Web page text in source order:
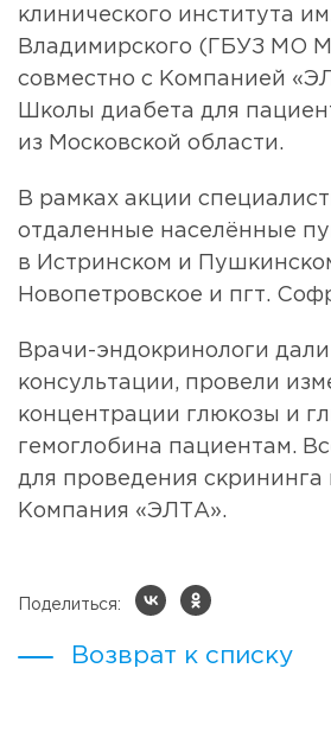
клинического института
Владимирского (ГБУЗ МО
совместно с Компанией
Школы диабета для
из Московской области.
В рамках акции
отдаленные населённые
в Истринском и
Новопетровское и пгт.
Врачи-эндокринологи
консультации, провели
концентрации глюкозы и
гемоглобина пациентам.
для проведения скрининга
Компания «ЭЛТА».
Поделиться:
Возврат к списку